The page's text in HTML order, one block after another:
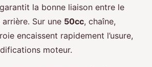
garantit la bonne liaison entre le
Sur une 50cc, chaîne,
encaissent rapidement l’usure,
moteur.